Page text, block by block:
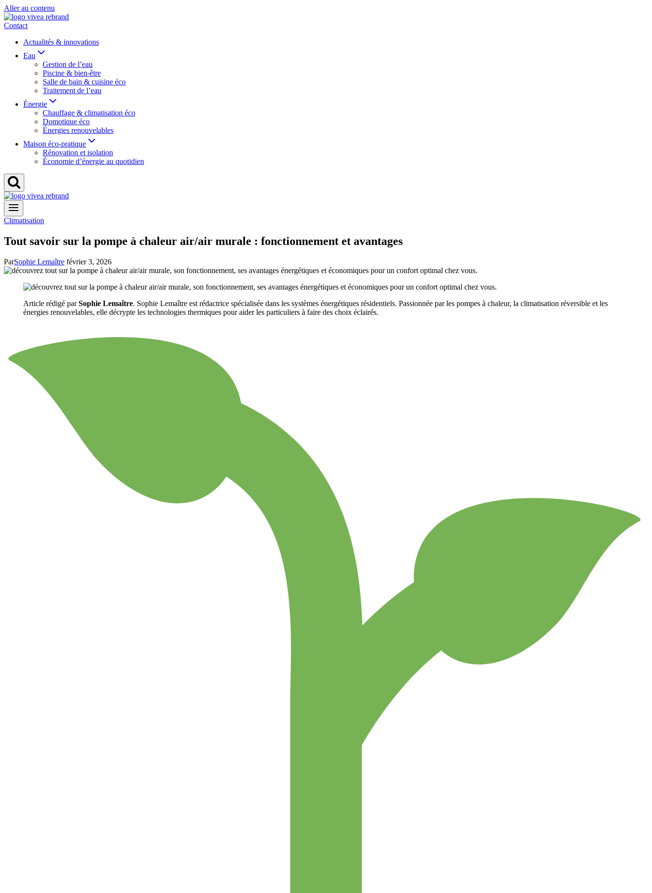
Aller au contenu
Contact
Actualités & innovations
Eau
Gestion de l’eau
Piscine & bien-être
Salle de bain & cuisine éco
Traitement de l’eau
Énergie
Chauffage & climatisation éco
Domotique éco
Énergies renouvelables
Maison éco-pratique
Rénovation et isolation
Économie d’énergie au quotidien
Climatisation
Tout savoir sur la pompe à chaleur air/air murale : fonctionnement et avantages
ParSophie Lemaître février 3, 2026
Article rédigé parSophie Lemaître. Sophie Lemaître est rédactrice spécialisée dans les systèmes énergétiques résidentiels. Passionnée par les pompes à chaleur, la climatisation réversible et les
énergies renouvelables, elle décrypte les technologies thermiques pour aider les particuliers à faire des choix éclairés.